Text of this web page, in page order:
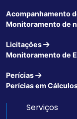
Acompanhamento
Monitoramento de
Licitações
Monitoramento de
Perícias
Perícias em
Serviços